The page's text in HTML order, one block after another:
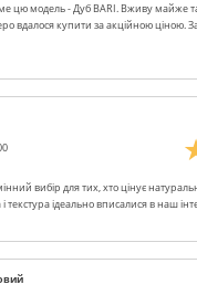
цю модель - Дуб BARI. Вживу майже
вдалося купити за акційною ціною.
вибір для тих, хто цінує
текстура ідеально вписалися в наш